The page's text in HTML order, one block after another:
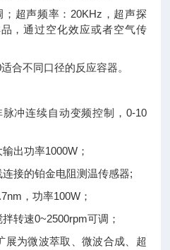
超声频率：20KHz，超声探
，通过空化效应或者空气传
合不同口径的反应容器。
冲连续自动变频控制，0-10
出功率1000W；
接的铂金电阻测温传感器;
，功率100W；
转速0~2500rpm可调；
展为微波萃取、微波合成、超